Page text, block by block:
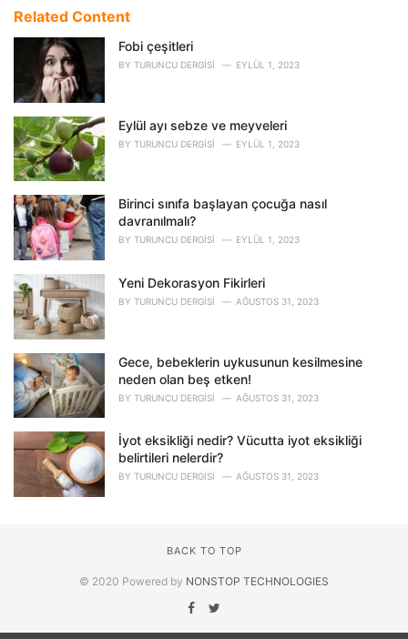
o
r
i
:Related Content
Fobi çeşitleri
BY TURUNCU DERGISI EYLÜL 1, 2023
Eylül ayı sebze ve meyveleri
BY TURUNCU DERGISI EYLÜL 1, 2023
Birinci sınıfa başlayan çocuğa nasıl
davranılmalı?
BY TURUNCU DERGISI EYLÜL 1, 2023
Yeni Dekorasyon Fikirleri
BY TURUNCU DERGISI AĞUSTOS 31, 2023
Gece, bebeklerin uykusunun kesilmesine
neden olan beş etken!
BY TURUNCU DERGISI AĞUSTOS 31, 2023
İyot eksikliği nedir? Vücutta iyot eksikliği
belirtileri nelerdir?
BY TURUNCU DERGISI AĞUSTOS 31, 2023
BACK TO TOP
© 2020 Powered by NONSTOP TECHNOLOGIES